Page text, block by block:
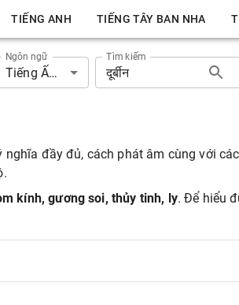
TIẾNG ANH TIẾNG TÂY BAN NHA
Ngôn ngữ
Tiếng Ấn Độ
Tìm kiếm
nghĩa đầy đủ, cách phát âm cùng với
kính, gương soi, thủy tinh, ly. Để hiểu